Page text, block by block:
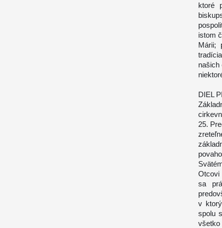
ktoré
istom
Márii;
našich
DIEL
25.
Otcovi
sa
v
spolu